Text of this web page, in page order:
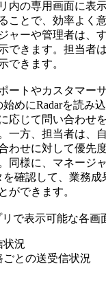
内の専用画面に表
ことで、効率よく
ャーや管理者は、
できます。担当者
できます。
ートやカスタマー
めにRadarを読み
応じて問い合わせ
一方、担当者は、
わせに対して優先
同様に、マネージ
を確認して、業務成
ができます。
リで表示可能な各画
状況
との送受信状況